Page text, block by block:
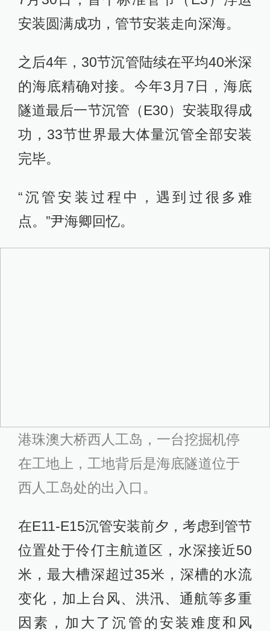
安装圆满成功，管节安装走向深海。
之后4年，30节沉管陆续在平均40米深
的海底精确对接。今年3月7日，海底
隧道最后一节沉管（E30）安装取得成
功，33节世界最大体量沉管全部安装
完毕。
“沉管安装过程中，遇到过很多难
点。”尹海卿回忆。
港珠澳大桥西人工岛，一台挖掘机停
在工地上，工地背后是海底隧道位于
西人工岛处的出入口。
在E11-E15沉管安装前夕，考虑到管节
位置处于伶仃主航道区，水深接近50
米，最大槽深超过35米，深槽的水流
变化，加上台风、洪汛、通航等多重
因素，加大了沉管的安装难度和风